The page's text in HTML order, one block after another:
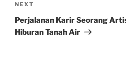
Next
Post
NEXT
Perjalanan Karir Seorang
Hiburan Tanah Air